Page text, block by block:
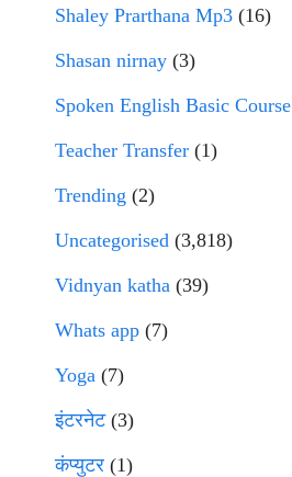
Shaley Prarthana Mp3 (16)
Shasan nirnay (3)
Spoken English Basic Course
Teacher Transfer (1)
Trending (2)
Uncategorised (3,818)
Vidnyan katha (39)
Whats app (7)
Yoga (7)
इंटरनेट(3)
कंप्युटर (1)